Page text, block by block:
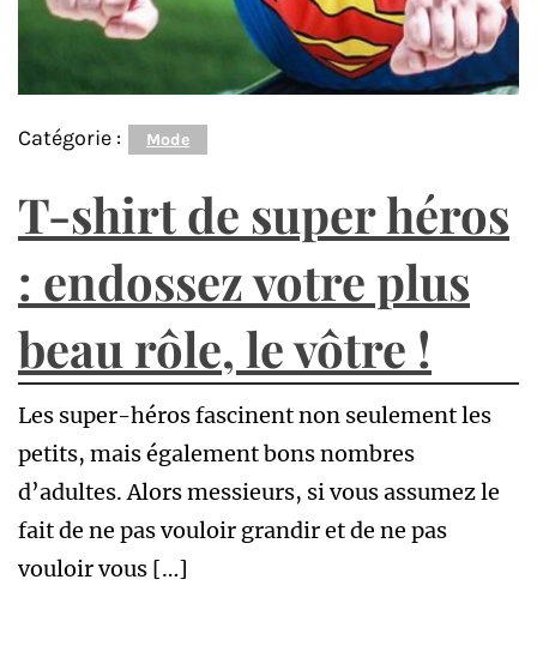
Catégorie : Mode
T-shirt de super héros
: endossez votre plus
beau rôle, le vôtre !
Les super-héros fascinent non seulement les
petits, mais également bons nombres
d’adultes. Alors messieurs, si vous assumez le
fait de ne pas vouloir grandir et de ne pas
vouloir vous […]